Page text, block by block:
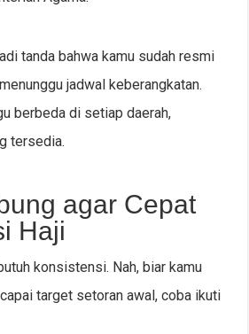
tanda bahwa kamu sudah resmi
jadwal keberangkatan.
berbeda di setiap daerah,
tersedia.
agar Cepat
Haji
konsistensi. Nah, biar kamu
target setoran awal, coba ikuti